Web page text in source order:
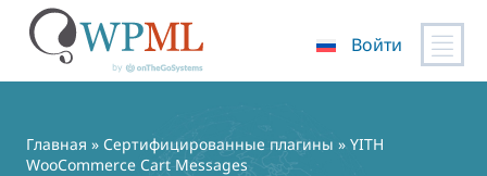
содержимому
Войти
Главная » Сертифицированные плагины » YITH
WooCommerce Cart Messages